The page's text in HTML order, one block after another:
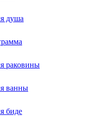
душа
раковины
ванны
биде